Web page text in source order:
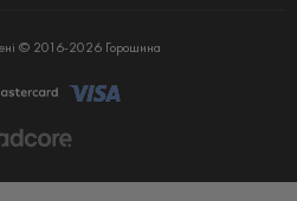
© 2016-2026 Горошина